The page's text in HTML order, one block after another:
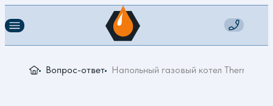
Вопрос-ответ Напольный газовый котел Thermona